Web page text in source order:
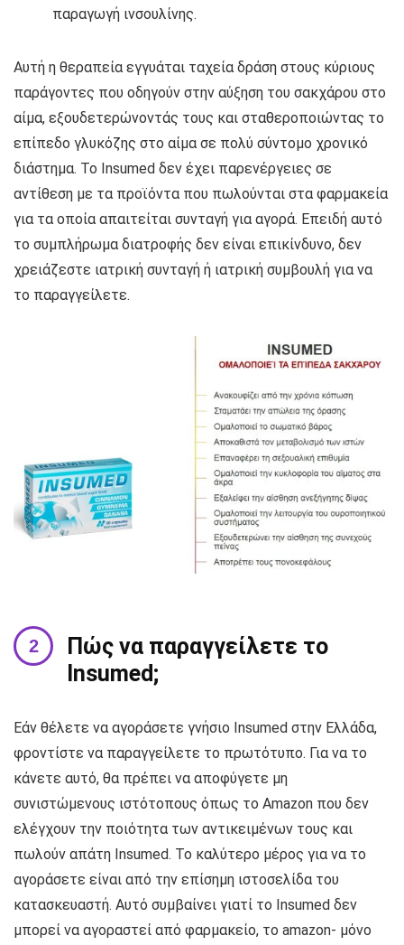
παραγωγή ινσουλίνης.
Αυτή η θεραπεία εγγυάται ταχεία δράση στους κύριους
παράγοντες που οδηγούν στην αύξηση του σακχάρου στο
αίμα, εξουδετερώνοντάς τους και σταθεροποιώντας το
επίπεδο γλυκόζης στο αίμα σε πολύ σύντομο χρονικό
διάστημα. Το Insumed δεν έχει παρενέργειες σε
αντίθεση με τα προϊόντα που πωλούνται στα φαρμακεία
για τα οποία απαιτείται συνταγή για αγορά. Επειδή αυτό
το συμπλήρωμα διατροφής δεν είναι επικίνδυνο, δεν
χρειάζεστε ιατρική συνταγή ή ιατρική συμβουλή για να
το παραγγείλετε.
Πώς να παραγγείλετε το
Insumed;
Εάν θέλετε να αγοράσετε γνήσιο Insumed στην Ελλάδα,
φροντίστε να παραγγείλετε το πρωτότυπο. Για να το
κάνετε αυτό, θα πρέπει να αποφύγετε μη
συνιστώμενους ιστότοπους όπως το Amazon που δεν
ελέγχουν την ποιότητα των αντικειμένων τους και
πωλούν απάτη Insumed. Το καλύτερο μέρος για να το
αγοράσετε είναι από την επίσημη ιστοσελίδα του
κατασκευαστή. Αυτό συμβαίνει γιατί το Insumed δεν
μπορεί να αγοραστεί από φαρμακείο, το amazon- μόνο